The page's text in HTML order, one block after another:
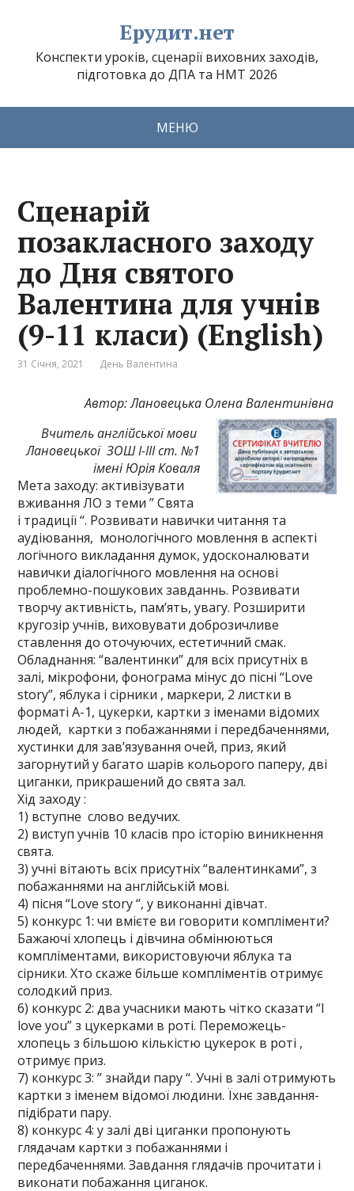
Ерудит.нет
Конспекти уроків, сценарії виховних заходів,
підготовка до ДПА та НМТ 2026
МЕНЮ
Сценарій
позакласного заходу
до Дня святого
Валентина для учнів
(9-11 класи) (English)
31 Січня, 2021 День Валентина
Автор: Лановецька Олена Валентинівна
Вчитель англійської мови
Лановецької ЗОШ І-ІІІ ст. №1
імені Юрія Коваля
Мета заходу: активізувати
вживання ЛО з теми ” Свята
і традиції “. Розвивати навички читання та
аудіювання, монологічного мовлення в аспекті
логічного викладання думок, удосконалювати
навички діалогічного мовлення на основі
проблемно-пошукових завданнь. Розвивати
творчу активність, пам’ять, увагу. Розширити
кругозір учнів, виховувати доброзичливе
ставлення до оточуючих, естетичний смак.
Обладнання: “валентинки” для всіх присутніх в
залі, мікрофони, фонограма мінус до пісні “Love
story”, яблука і сірники , маркери, 2 листки в
форматі А-1, цукерки, картки з іменами відомих
людей, картки з побажаннями і передбаченнями,
хустинки для зав’язування очей, приз, який
загорнутий у багато шарів кольорого паперу, дві
циганки, прикрашений до свята зал.
Хід заходу :
1) вступне слово ведучих.
2) виступ учнів 10 класів про історію виникнення
свята.
3) учні вітають всіх присутніх “валентинками”, з
побажаннями на англійській мові.
4) пісня “Love story “, у виконанні дівчат.
5) конкурс 1: чи вмієте ви говорити компліменти?
Бажаючі хлопець і дівчина обмінюються
компліментами, використовуючи яблука та
сірники. Хто скаже більше компліментів отримує
солодкий приз.
6) конкурс 2: два учасники мають чітко сказати “I
love you” з цукерками в роті. Переможець-
хлопець з більшою кількістю цукерок в роті ,
отримує приз.
7) конкурс 3: ” знайди пару “. Учні в залі отримують
картки з іменем відомої людини. Їхнє завдання-
підібрати пару.
8) конкурс 4: у залі дві циганки пропонують
глядачам картки з побажаннями і
передбаченнями. Завдання глядачів прочитати і
виконати побажання циганок.